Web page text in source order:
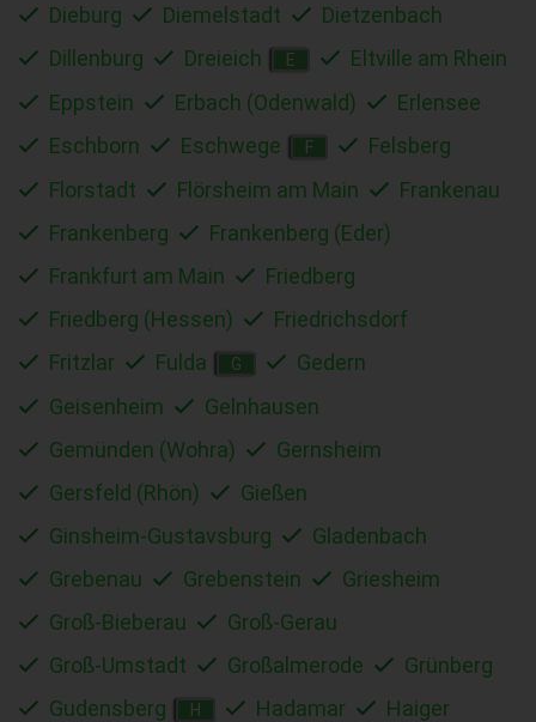
Dieburg
Diemelstadt
Dietzenbach
Dillenburg
Dreieich E
Eltville am Rhein
Eppstein
Erbach (Odenwald)
Erlensee
Eschborn
Eschwege F
Felsberg
Florstadt
Flörsheim am Main
Frankenau
Frankenberg
Frankenberg (Eder)
Frankfurt am Main
Friedberg
Friedberg (Hessen)
Friedrichsdorf
Fritzlar
Fulda G
Gedern
Geisenheim
Gelnhausen
Gemünden (Wohra)
Gernsheim
Gersfeld (Rhön)
Gießen
Ginsheim-Gustavsburg
Gladenbach
Grebenau
Grebenstein
Griesheim
Groß-Bieberau
Groß-Gerau
Groß-Umstadt
Großalmerode
Grünberg
Gudensberg
H Hadamar
Haiger